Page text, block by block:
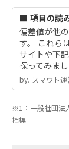
■ 項目の読
偏差値が他
す。 これら
サイトや下
探ってみまし
by.︎ スマウト運
※1：一般社団法
指標」